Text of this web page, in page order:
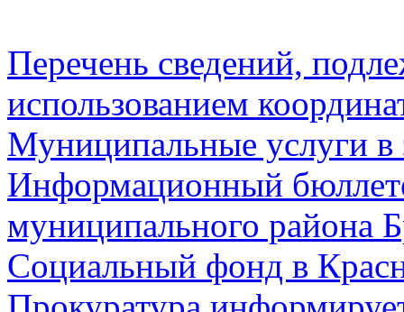
Перечень сведений,
использованием
Муниципальные услуги в
Информационный
муниципального района
Социальный фонд в